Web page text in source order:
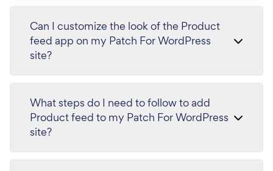
Can I customize the look of the Product
feed app on my Patch For WordPress
site?
What steps do I need to follow to add
Product feed to my Patch For WordPress
site?